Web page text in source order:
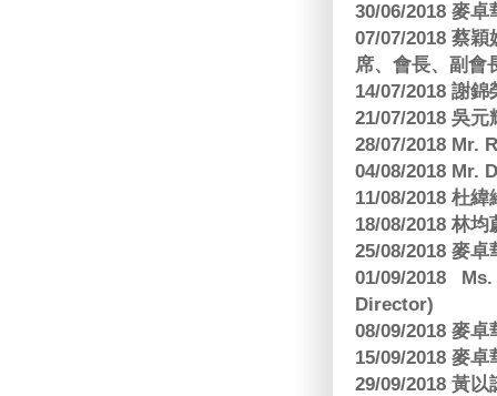
30/06/2018 麥
07/07/2018 蔡
席、會長、副會
14/07/2018 謝
21/07/2018 吳元
28/07/2018 Mr.
04/08/2018 Mr.
11/08/2018 杜
18/08/2018 林
25/08/2018 麥
01/09/2018
Director)
08/09/2018 麥
15/09/2018 麥
29/09/2018 黃